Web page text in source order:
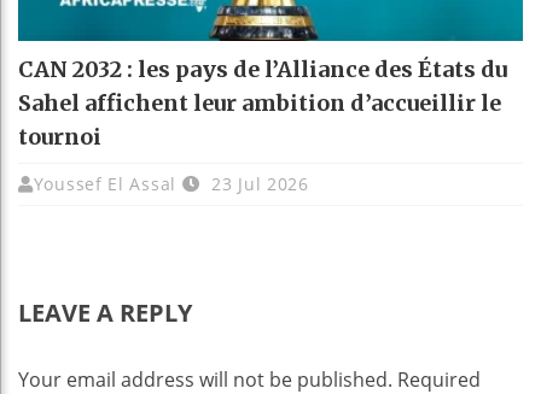
CAN 2032 : les pays de l’Alliance des États du
Sahel affichent leur ambition d’accueillir le
tournoi
Youssef El Assal 23 Jul 2026
LEAVE A REPLY
Your email address will not be published. Required